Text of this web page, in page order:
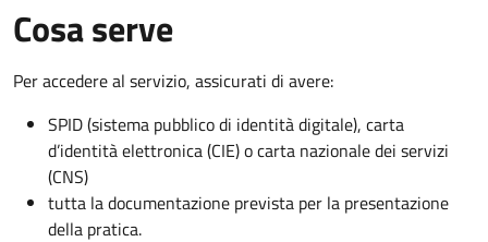
Cosa serve
Per accedere al servizio, assicurati di avere:
SPID (sistema pubblico di identità digitale), carta
d’identità elettronica (CIE) o carta nazionale dei servizi
(CNS)
tutta la documentazione prevista per la presentazione
della pratica.